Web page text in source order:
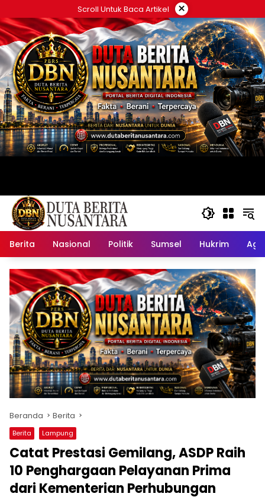
ke
konten
Scroll Untuk Baca Artikel ×
Berita Nasional Politik Sumsel Hukrim
Beranda Berita
Berita Lampung
Catat Prestasi Gemilang, ASDP Raih
10 Penghargaan Pelayanan Prima
dari Kementerian Perhubungan